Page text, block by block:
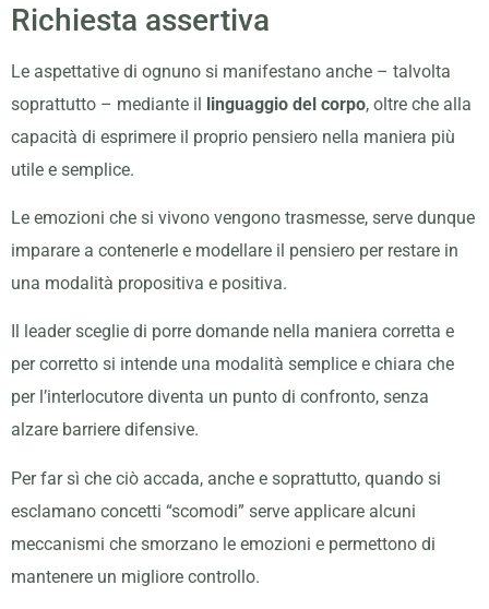
Richiesta assertiva
Le aspettative di ognuno si manifestano anche – talvolta
soprattutto – mediante il linguaggio del corpo, oltre che alla
capacità di esprimere il proprio pensiero nella maniera più
utile e semplice.
Le emozioni che si vivono vengono trasmesse, serve dunque
imparare a contenerle e modellare il pensiero per restare in
una modalità propositiva e positiva.
Il leader sceglie di porre domande nella maniera corretta e
per corretto si intende una modalità semplice e chiara che
per l’interlocutore diventa un punto di confronto, senza
alzare barriere difensive.
Per far sì che ciò accada, anche e soprattutto, quando si
esclamano concetti “scomodi” serve applicare alcuni
meccanismi che smorzano le emozioni e permettono di
mantenere un migliore controllo.